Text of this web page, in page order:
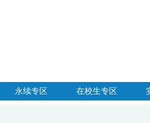
永续专区 在校生专区